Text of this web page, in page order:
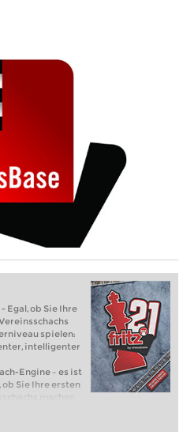
Egal, ob Sie Ihre
spielen:
intelligenter
Engine – es ist
Sie Ihre ersten
machen
Mit
intelligenter und